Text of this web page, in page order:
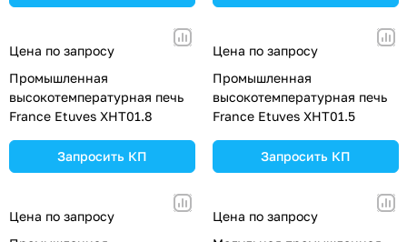
Цена по запросу
Промышленная
высокотемпературная печь
France Etuves XHT01.8
Запросить КП
Цена по запросу
Промышленная
высокотемпературная печь
France Etuves XHT01.5
Запросить КП
Цена по запросу
Цена по запросу